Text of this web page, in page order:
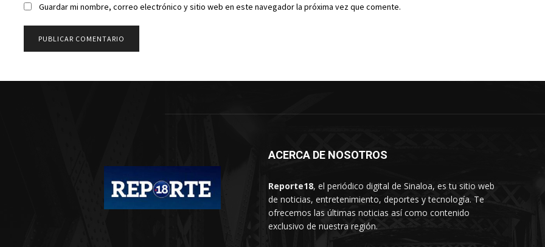
Guardar mi nombre, correo electrónico y sitio web en este navegador la próxima vez que comente.
ACERCA DE NOSOTROS
Reporte18, el periódico digital de Sinaloa, es tu sitio web
de noticias, entretenimiento, deportes y tecnología. Te
ofrecemos las últimas noticias así como contenido
exclusivo de nuestra región.